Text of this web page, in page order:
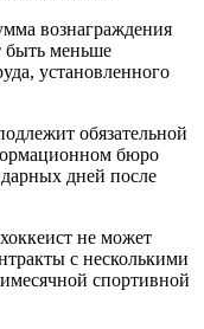
вознаграждения
быть меньше
установленного
обязательной
бюро
дней после
не может
с несколькими
спортивной